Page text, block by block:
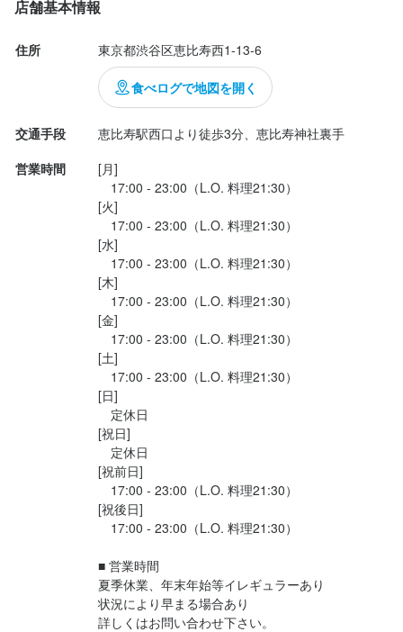
うなぎをポン酢で食べる斬新な一品！日本酒に合う！
とろろがかかっていて、和牛の旨みもあり食欲をそそる一品！こ
こに来たら絶対頼みたい外せないメニュー！
赤城和牛の牛すじは柔らかく、豆腐と相まって美味しい！
#白海老からあげ
富山県氷見の名産、お酒のつまみに！
#稲庭カレーつけ麺
ちょうど良い濃さのつけ汁とちょうど良い太さの稲庭うどんが
店舗基本情報
住所 東京都渋谷区恵比寿西1-13-6
食べログで地図を開く
交通手段
恵比寿駅西口より徒歩3分、恵比寿神社裏手
営業時間
[月]
17:00 - 23:00（L.O. 料理21:30）
[火]
17:00 - 23:00（L.O. 料理21:30）
[水]
17:00 - 23:00（L.O. 料理21:30）
[木]
17:00 - 23:00（L.O. 料理21:30）
[金]
17:00 - 23:00（L.O. 料理21:30）
[土]
17:00 - 23:00（L.O. 料理21:30）
[日]
定休日
[祝日]
定休日
[祝前日]
17:00 - 23:00（L.O. 料理21:30）
[祝後日]
17:00 - 23:00（L.O. 料理21:30）
■ 営業時間
夏季休業、年末年始等イレギュラーあり
状況により早まる場合あり
詳しくはお問い合わせ下さい。
い。
ご応募を心よりお待ちしております。
恵比寿 今市
東京都渋谷区恵比寿西1-13-6
法人名・事業者名
株式会社イーデザイン
最終更新日2024/08/05
店名
東京都渋谷区恵比寿西1-13-6
連絡先
0908-809-0101
法人名・事業者名
株式会社イーデザイン
最終更新日2026/07/29
店名
東京都渋谷区恵比寿西1-13-6
連絡先
法人名・事業者名
株式会社イーデザイン
最終更新日2026/07/29